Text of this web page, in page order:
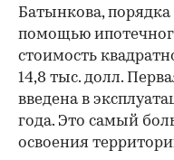
Батынкова, порядка
помощью
стоимость
14,8 тыс. долл.
введена в
года. Это самый
освоения